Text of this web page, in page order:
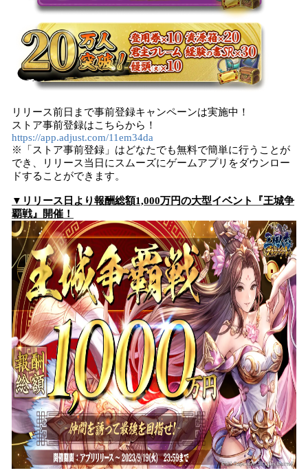
リリース前日まで事前登録キャンペーンは実施中！
ストア事前登録はこちらから！
https://app.adjust.com/11em34da
※「ストア事前登録」はどなたでも無料で簡単に行うことが
でき、リリース当日にスムーズにゲームアプリをダウンロー
ドすることができます。
▼リリース日より報酬総額1,000万円の大型イベント『王城争
覇戦』開催！